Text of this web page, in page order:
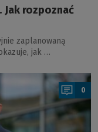
rozpoznać
zaplanowaną
jak …
0